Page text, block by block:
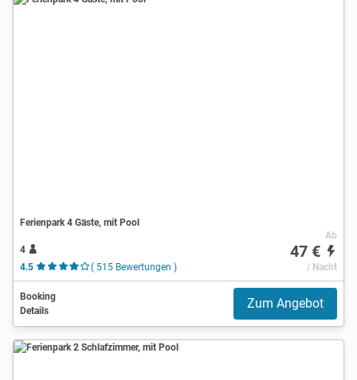
Ferienpark 4 Gäste, mit Pool
4
4.5
( 515 Bewertungen )
Ab
47 €
/ Nacht
Booking
Details
Zum Angebot